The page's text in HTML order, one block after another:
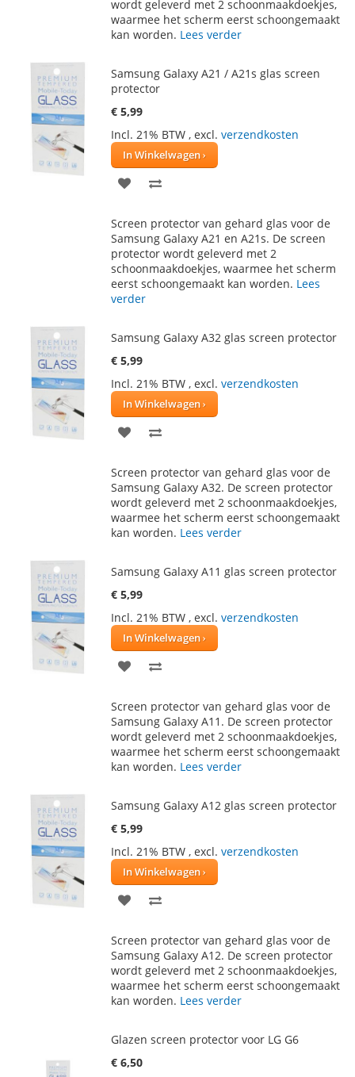
VERLANGLIJST
VERGELIJKEN
wordt geleverd met 2 schoonmaakdoekjes,
waarmee het scherm eerst schoongemaakt
kan worden. Lees verder
Samsung Galaxy A21 / A21s glas screen
protector
€ 5,99
Incl. 21% BTW , excl. verzendkosten
In Winkelwagen
VOEG
AAN
VERLANGLIJST
TE
VERGELIJKEN
Screen protector van gehard glas voor de
Samsung Galaxy A21 en A21s. De screen
protector wordt geleverd met 2
schoonmaakdoekjes, waarmee het scherm
eerst schoongemaakt kan worden. Lees
verder
Samsung Galaxy A32 glas screen protector
€ 5,99
Incl. 21% BTW , excl. verzendkosten
In Winkelwagen
VOEG
AAN
VERLANGLIJST
TE
VERGELIJKEN
Screen protector van gehard glas voor de
Samsung Galaxy A32. De screen protector
wordt geleverd met 2 schoonmaakdoekjes,
waarmee het scherm eerst schoongemaakt
kan worden. Lees verder
Samsung Galaxy A11 glas screen protector
€ 5,99
Incl. 21% BTW , excl. verzendkosten
In Winkelwagen
VOEG
AAN
VERLANGLIJST
TE
VERGELIJKEN
Screen protector van gehard glas voor de
Samsung Galaxy A11. De screen protector
wordt geleverd met 2 schoonmaakdoekjes,
waarmee het scherm eerst schoongemaakt
kan worden. Lees verder
Samsung Galaxy A12 glas screen protector
€ 5,99
Incl. 21% BTW , excl. verzendkosten
In Winkelwagen
VOEG
AAN
VERLANGLIJST
TE
VERGELIJKEN
Screen protector van gehard glas voor de
Samsung Galaxy A12. De screen protector
wordt geleverd met 2 schoonmaakdoekjes,
waarmee het scherm eerst schoongemaakt
kan worden. Lees verder
Glazen screen protector voor LG G6
€ 6,50